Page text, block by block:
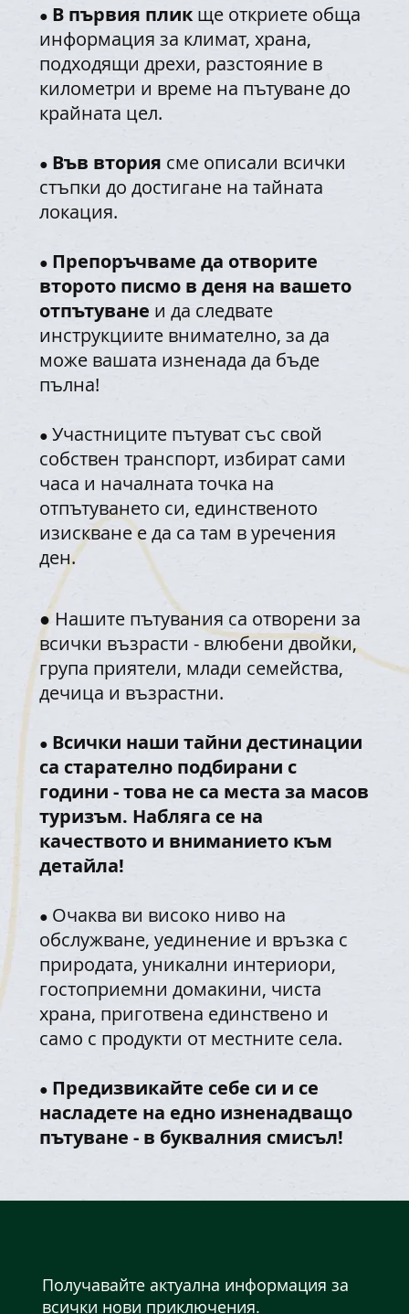
● Нашите пътувания са отворени за
всички възрасти - влюбени двойки,
група приятели, млади семейства,
дечица и възрастни.
● Всички наши тайни дестинации
са старателно подбирани с
години - това не са места за масов
туризъм. Набляга се на
качеството и вниманието към
детайла!
● Очаква ви високо ниво на
обслужване, уединение и връзка с
природата, уникални интериори,
гостоприемни домакини, чиста
храна, приготвена единствено и
само с продукти от местните села.
● Предизвикайте себе си и се
насладете на едно изненадващо
пътуване - в буквалния смисъл!
● В първия пликще откриете обща
информация за климат, храна,
подходящи дрехи, разстояние в
километри и време на пътуване до
крайната цел.
● Във втория сме описали всички
стъпки до достигане на тайната
локация.
● Препоръчваме да отворите
второто писмо в деня на вашето
отпътуване и да следвате
инструкциите внимателно, за да
може вашата изненада да бъде
пълна!
● Участниците пътуват със свой
собствен транспорт, избират сами
часа и началната точка на
отпътуването си, единственото
изискване е да са там в уречения
ден.
Получавайте актуална информация за
всички нови приключения.